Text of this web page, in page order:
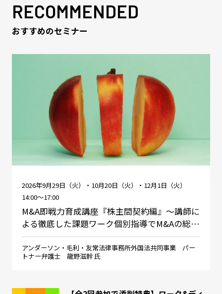
RECOMMENDED
おすすめのセミナー
2026年9月29日（火）・10月20日（火）・12月1日（火）
14:00～17:00
M&A即戦力育成講座『株主間契約編』～講師に
よる徹底した課題ワーク個別指導でM&Aの総…
アンダーソン・毛利・友常法律事務所外国法共同事業 パー
トナー弁護士 龍野滋幹 氏